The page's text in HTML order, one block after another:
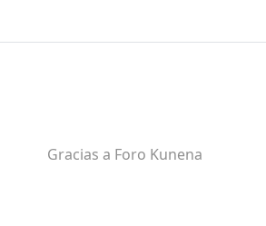
Gracias a Foro Kunena